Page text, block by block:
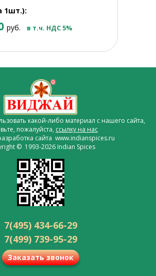
1шт.):
руб. в т.ч. НДС 5%
какой-либо материал с нашего сайта,
пожалуйста, ссылку на нас
сайта www.indianspices.ru
© 1993-2026 Indian Spices
7(495) 434-66-29
7(499) 739-95-29
Заказать звонок